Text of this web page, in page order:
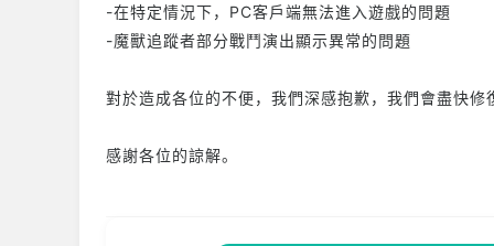
-在特定情況下，PC客戶端無法進入遊戲的問題
-魔獸追蹤者部分戰鬥演出顯示異常的問題
對於造成各位的不便，我們深感抱歉，我們會盡快修
感謝各位的諒解。